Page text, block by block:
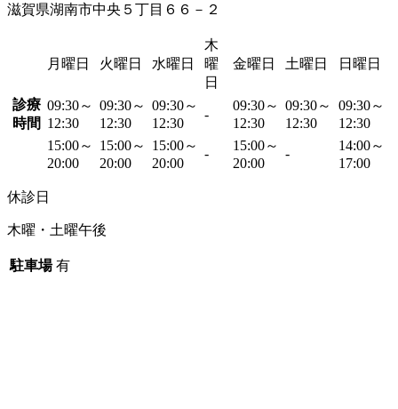
滋賀県湖南市中央５丁目６６－２
月曜日 火曜日 水曜日
木
曜
日
金曜日 土曜日 日曜日
診療
時間
09:30～
12:30
09:30～
12:30
09:30～
12:30
-
09:30～
12:30
09:30～
12:30
09:30～
12:30
15:00～
20:00
15:00～
20:00
15:00～
20:00
-
15:00～
20:00
-
14:00～
17:00
休診日
木曜・土曜午後
駐車場 有